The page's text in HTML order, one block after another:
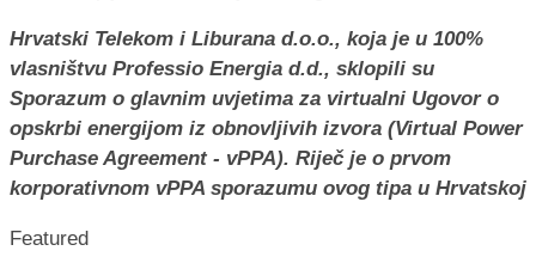
Hrvatski Telekom i Liburana d.o.o., koja je u 100%
vlasništvu Professio Energia d.d., sklopili su
Sporazum o glavnim uvjetima za virtualni Ugovor o
opskrbi energijom iz obnovljivih izvora (Virtual Power
Purchase Agreement - vPPA). Riječ je o prvom
korporativnom vPPA sporazumu ovog tipa u Hrvatskoj
Featured